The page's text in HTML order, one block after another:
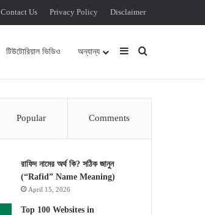
Contact Us Privacy Policy Disclaimer
টিউটোরিয়াল ভিডিও অন্যান্য Sidebar
Popular Comments
রাফিদ নামের অর্থ কি? সঠিক জানুন
(“Rafid” Name Meaning)
April 15, 2026
Top 100 Websites in